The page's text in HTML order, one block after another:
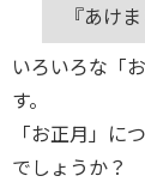
『あけ
いろいろな「
す。
「お正月」に
でしょうか？